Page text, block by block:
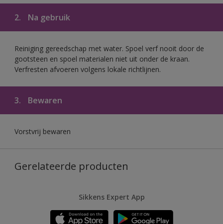
2. Na gebruik
Reiniging gereedschap met water. Spoel verf nooit door de
gootsteen en spoel materialen niet uit onder de kraan.
Verfresten afvoeren volgens lokale richtlijnen.
3. Bewaren
Vorstvrij bewaren
Gerelateerde producten
Sikkens Expert App